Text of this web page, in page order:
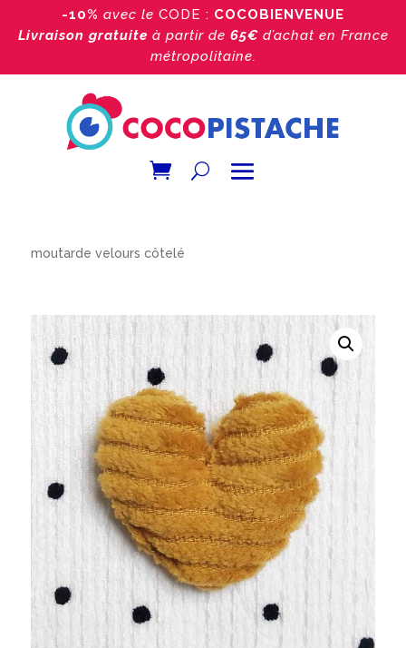
-10% avec le CODE : COCOBIENVENUE
Livraison gratuite à partir de 65€ d’achat en France
métropolitaine.
moutarde velours côtelé